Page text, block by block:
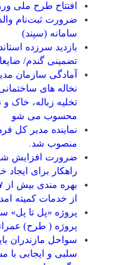
افتتاح طرح ملی
ضرورت ثبت‌نام
سامانه (سپند)
بازدید سرزده
تضمینی گندم/
آمادگی سازمان
تخلیه زباله، خاک
محسوب می شو
نماینده مدیر کل
منصوب شد.
ضرورت افزایش
راهکار برای ایجاد
از خدمات کمیته
پروژه «پل تا پل»
پروژه ( طرح)
سواحل مازندران
سلبی و ایجابی با